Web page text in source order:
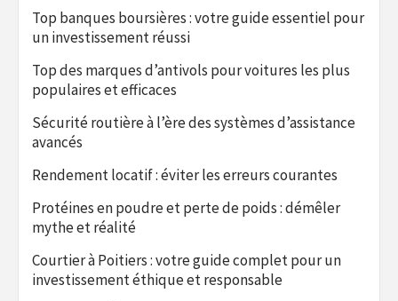
Top banques boursières : votre guide essentiel pour
un investissement réussi
Top des marques d’antivols pour voitures les plus
populaires et efficaces
Sécurité routière à l’ère des systèmes d’assistance
avancés
Rendement locatif : éviter les erreurs courantes
Protéines en poudre et perte de poids : démêler
mythe et réalité
Courtier à Poitiers : votre guide complet pour un
investissement éthique et responsable